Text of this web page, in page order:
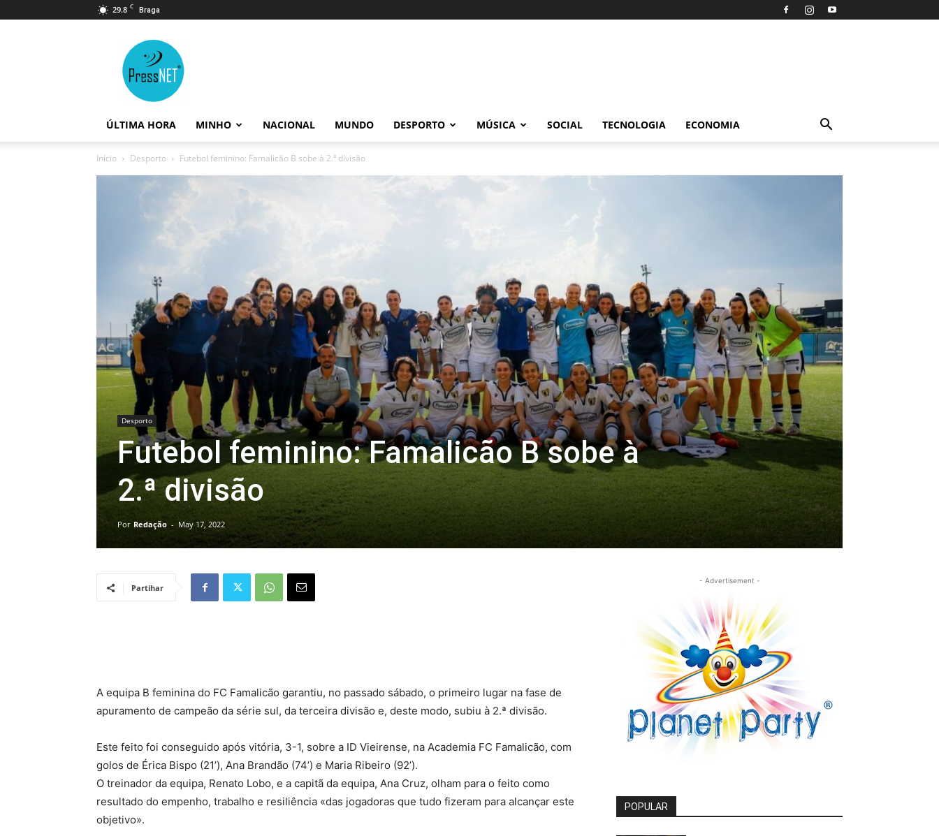
29.8 C Braga
ÚLTIMA HORA MINHO NACIONAL MUNDO DESPORTO MÚSICA SOCIAL TECNOLOGIA ECONOMIA
Início Desporto Futebol feminino: Famalicão B sobe à 2.ª divisão
Desporto
Futebol feminino: Famalicão B sobe à
2.ª divisão
Por Redação - May 17, 2022
Partihar
A equipa B feminina do FC Famalicão garantiu, no passado sábado, o primeiro lugar na fase de
apuramento de campeão da série sul, da terceira divisão e, deste modo, subiu à 2.ª divisão.
Este feito foi conseguido após vitória, 3-1, sobre a ID Vieirense, na Academia FC Famalicão, com
golos de Érica Bispo (21’), Ana Brandão (74’) e Maria Ribeiro (92’).
O treinador da equipa, Renato Lobo, e a capitã da equipa, Ana Cruz, olham para o feito como
resultado do empenho, trabalho e resiliência «das jogadoras que tudo fizeram para alcançar este
objetivo».
- Advertisement -
POPULAR